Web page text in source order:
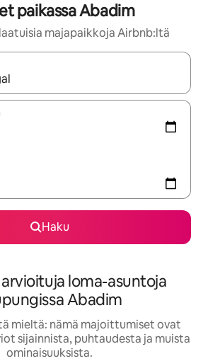
paikassa Abadim
majapaikkoja Airbnb:ltä
navigoi ylös- ja alas-
Haku
loma-asuntoja
Abadim
mieltä: nämä majoittumiset ovat
sijainnista, puhtaudesta ja muista
ominaisuuksista.